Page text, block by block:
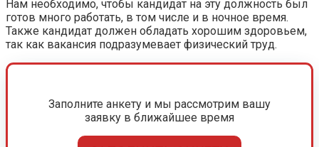
Нам необходимо, чтобы кандидат на эту должность был
готов много работать, в том числе и в ночное время.
Также кандидат должен обладать хорошим здоровьем,
так как вакансия подразумевает физический труд.
Заполните анкету и мы рассмотрим вашу
заявку в ближайшее время